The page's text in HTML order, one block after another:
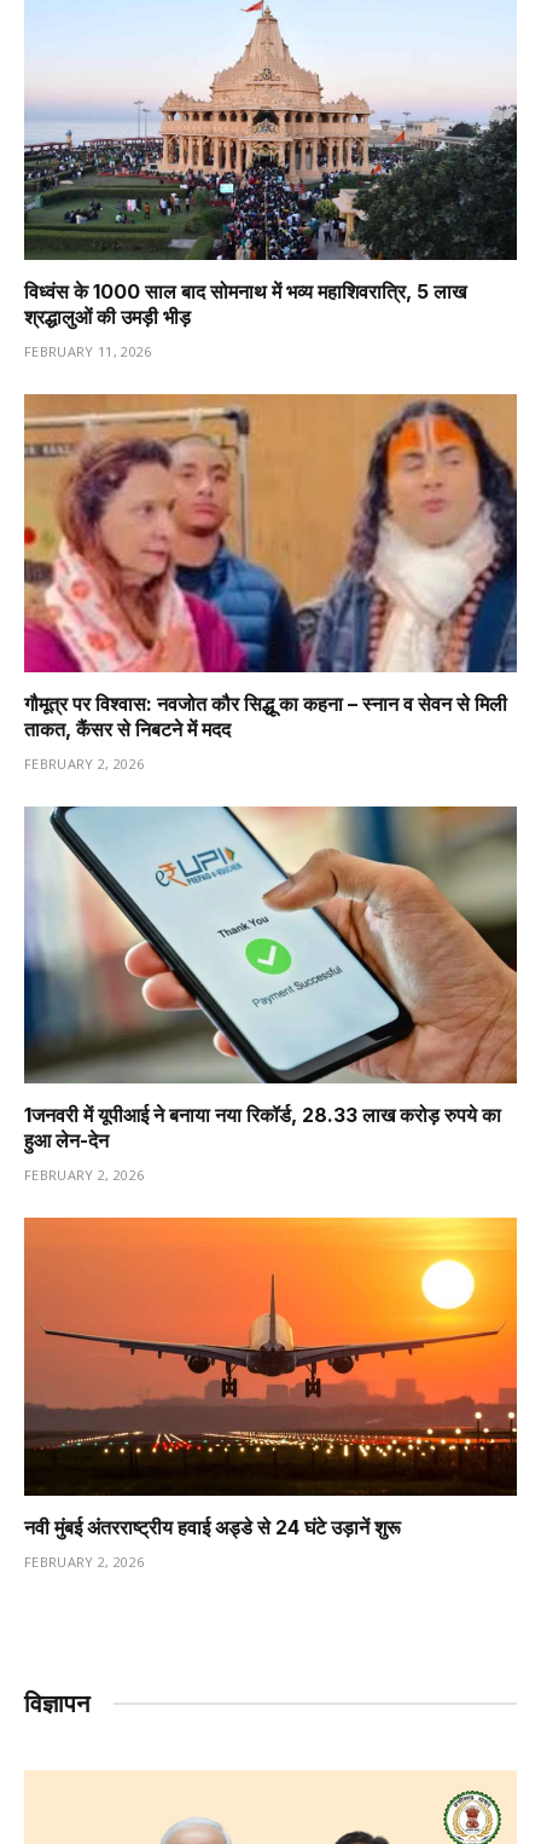
विध्वंस के 1000 साल बाद सोमनाथ में भव्य महाशिवरात्रि, 5 लाख
श्रद्धालुओं की उमड़ी भीड़
FEBRUARY 11, 2026
गौमूत्र पर विश्वास: नवजोत कौर सिद्धू का कहना – स्नान व सेवन से मिली
ताकत, कैंसर से निबटने में मदद
FEBRUARY 2, 2026
1️जनवरी में यूपीआई ने बनाया नया रिकॉर्ड, 28.33 लाख करोड़ रुपये का
हुआ लेन-देन
FEBRUARY 2, 2026
नवी मुंबई अंतरराष्ट्रीय हवाई अड्डे से 24 घंटे उड़ानें शुरू
FEBRUARY 2, 2026
विज्ञापन